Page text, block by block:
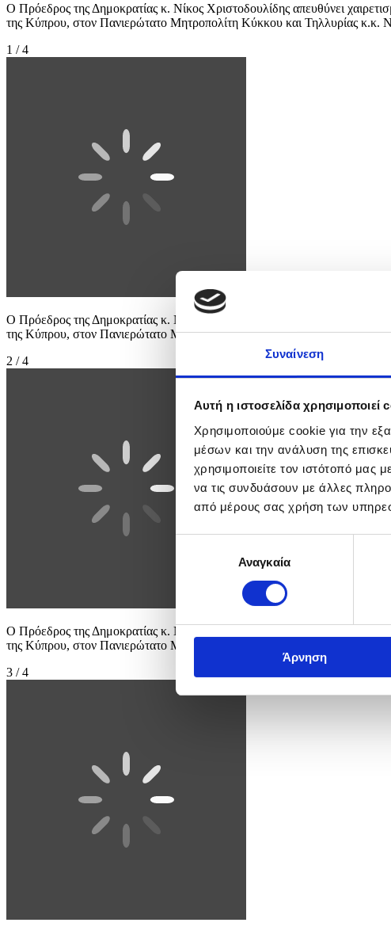
Συναίνεση
Αυτή η ιστοσελίδα χρησιμοποιεί
Χρησιμοποιούμε cookie για την
μέσων και την ανάλυση της
χρησιμοποιείτε τον ιστότοπό
να τις συνδυάσουν με άλλες
από μέρους σας χρήση των
συγκατάθεσηςΑναγκαία
Άρνηση
Ο Πρόεδρος της Δημοκρατίας κ. Νίκος Χριστοδουλίδης απευθύνει
της Κύπρου, στον Πανιερώτατο Μητροπολίτη Κύκκου και Τηλλυρίας κ.κ.
1 / 4
Ο Πρόεδρος της Δημοκρατίας κ. Νίκος Χριστοδουλίδης απευθύνει
της Κύπρου, στον Πανιερώτατο Μητροπολίτη Κύκκου και Τηλλυρίας κ.κ.
2 / 4
Ο Πρόεδρος της Δημοκρατίας κ. Νίκος Χριστοδουλίδης απευθύνει
της Κύπρου, στον Πανιερώτατο Μητροπολίτη Κύκκου και Τηλλυρίας κ.κ.
3 / 4